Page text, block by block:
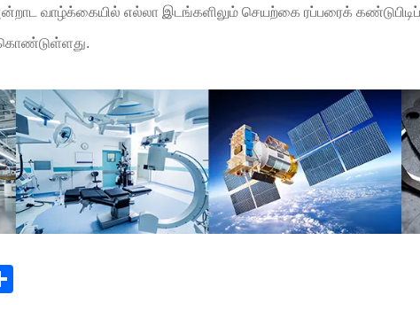
வாழ்க்கையில் எல்லா இடங்களிலும் செயற்கை ரப்பரைக்